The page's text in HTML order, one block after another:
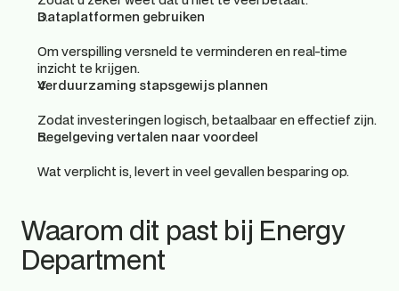
Dataplatformen gebruiken
Om verspilling versneld te verminderen en real-time
inzicht te krijgen.
Verduurzaming stapsgewijs plannen
Zodat investeringen logisch, betaalbaar en effectief zijn.
Regelgeving vertalen naar voordeel
Wat verplicht is, levert in veel gevallen besparing op.
Waarom dit past bij Energy
Department